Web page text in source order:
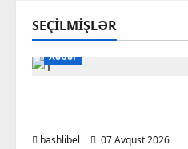
SEÇILMIŞLƏR
Xəbər
bashlibel 07 Avqust 2026